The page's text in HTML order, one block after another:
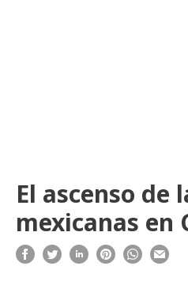
El ascenso de
mexicanas en